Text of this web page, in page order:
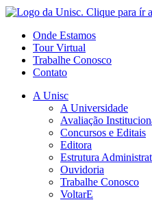
Onde Estamos
Tour Virtual
Trabalhe Conosco
Contato
A Unisc
A Universidade
Avaliação
Concursos e Editais
Editora
Estrutura
Ouvidoria
Trabalhe Conosco
VoltarE